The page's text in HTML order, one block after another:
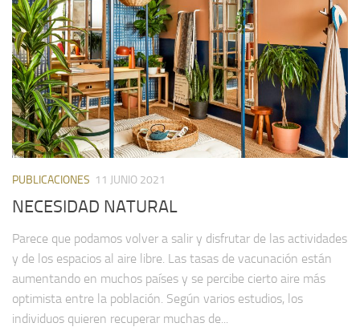
PUBLICACIONES 11 JUNIO 2021
NECESIDAD NATURAL
Parece que podamos volver a salir y disfrutar de las actividades
y de los espacios al aire libre. Las tasas de vacunación están
aumentando en muchos países y se percibe cierto aire más
optimista entre la población. Según varios estudios, los
individuos quieren recuperar muchas de...